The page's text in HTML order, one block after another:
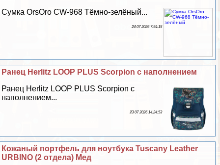
Сумка OrsOro CW-968 Тёмно-зелёный...
24 07 2026 7:54:15
Ранец Herlitz LOOP PLUS Scorpion с наполнением
Ранец Herlitz LOOP PLUS Scorpion с
наполнением...
23 07 2026 14:24:53
Кожаный портфель для ноутбука Tuscany Leather
URBINO (2 отдела) Мед